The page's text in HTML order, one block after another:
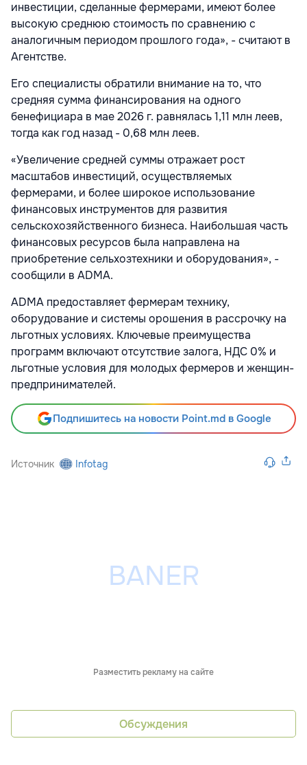
инвестиции, сделанные фермерами, имеют более
высокую среднюю стоимость по сравнению с
аналогичным периодом прошлого года», - считают в
Агентстве.
Его специалисты обратили внимание на то, что
средняя сумма финансирования на одного
бенефициара в мае 2026 г. равнялась 1,11 млн леев,
тогда как год назад - 0,68 млн леев.
«Увеличение средней суммы отражает рост
масштабов инвестиций, осуществляемых
фермерами, и более широкое использование
финансовых инструментов для развития
сельскохозяйственного бизнеса. Наибольшая часть
финансовых ресурсов была направлена на
приобретение сельхозтехники и оборудования», -
сообщили в ADMA.
ADMA предоставляет фермерам технику,
оборудование и системы орошения в рассрочку на
льготных условиях. Ключевые преимущества
программ включают отсутствие залога, НДС 0% и
льготные условия для молодых фермеров и женщин-
предпринимателей.
Подпишитесь на новости Point.md в Google
Источник Infotag
Разместить рекламу на сайте
Обсуждения